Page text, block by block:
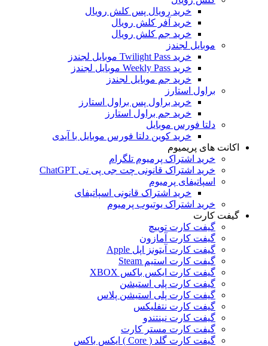
خرید رویال پس کلش رویال
خرید آفر کلش رویال
خرید جم کلش رویال
موبایل لجندز
خرید Twilight Pass موبایل لجندز
خرید Weekly Pass موبایل لجندز
خرید جم موبایل لجندز
براول استارز
خرید براول پس براول استارز
خرید جم براول استارز
دلتا فورس موبایل
خرید کوین دلتا فورس موبایل با آیدی
اکانت های پریمیوم
خرید اشتراک پرمیوم تلگرام
خرید اشتراک قانونی چت جی پی تی ChatGPT
اسپاتیفای پرمیوم
خرید اشتراک قانونی اسپاتیفای
خرید اشتراک یوتیوب پرمیوم
گیفت کارت
گیفت کارت توییچ
گیفت کارت آمازون
گیفت کارت آیتونز اپل Apple
گیفت کارت استیم Steam
گیفت کارت ایکس باکس XBOX
گیفت کارت پلی استیشن
گیفت کارت پلی استیشن پلاس
گیفت کارت نتفلیکس
گیفت کارت نینتندو
گیفت کارت مستر کارت
گیفت کارت گلد ( Core ) ایکس باکس